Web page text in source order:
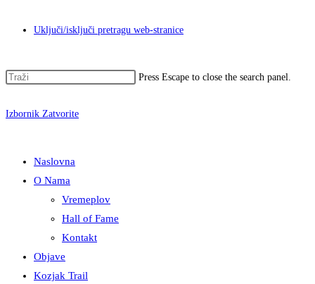
Uključi/isključi pretragu web-stranice
Press Escape to close the search panel.
Izbornik Zatvorite
Naslovna
O Nama
Vremeplov
Hall of Fame
Kontakt
Objave
Kozjak Trail